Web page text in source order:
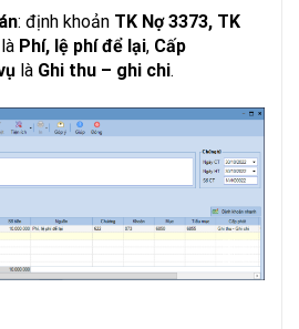
: định khoản TK Nợ 3373, TK
Phí, lệ phí để lại, Cấp
là Ghi thu – ghi chi.